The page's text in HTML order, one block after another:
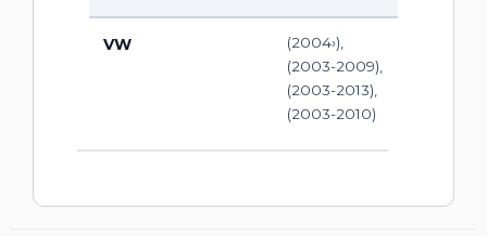
VW
(2004›),
(2003-2009),
(2003-2013),
(2003-2010)